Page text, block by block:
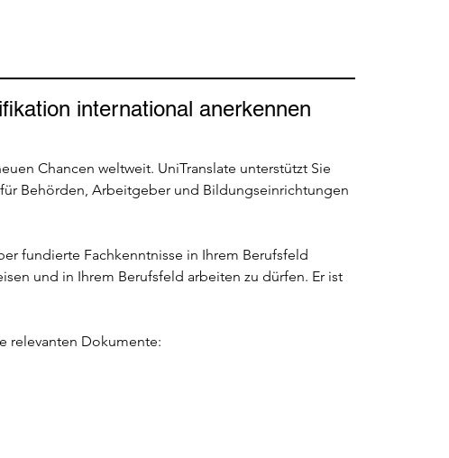
international anerkennen
Chancen weltweit. UniTranslate unterstützt Sie
Behörden, Arbeitgeber und Bildungseinrichtungen
fundierte Fachkenntnisse in Ihrem Berufsfeld
und in Ihrem Berufsfeld arbeiten zu dürfen. Er ist
relevanten Dokumente: